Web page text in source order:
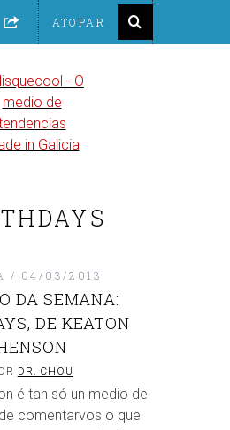
04/03/2013
DA SEMANA:
DE KEATON
DR. CHOU
é tan só un medio de
comentarvos o que